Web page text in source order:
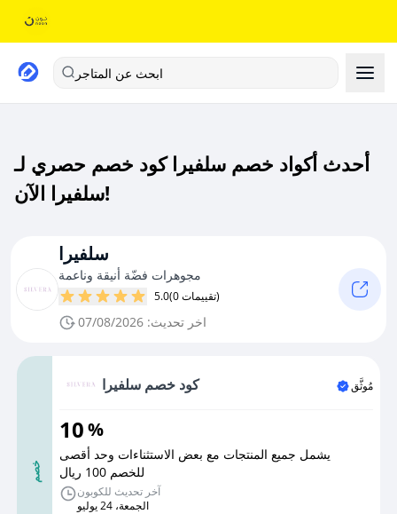
ابحث عن المتاجر
أحدث أكواد خصم سلفيرا كود خصم حصري لـ
سلفيرا الآن!
سلفيرا
مجوهرات فضّة أنيقة وناعمة
5.0 (0 تقييمات)
اخر تحديث: 07/08/2026
خصم
كود خصم سلفيرا مُوثَّق
10%
يشمل جميع المنتجات مع بعض الاستثناءات وحد أقصى
للخصم 100 ريال
آخر تحديث للكوبون
الجمعة، 24 يوليو